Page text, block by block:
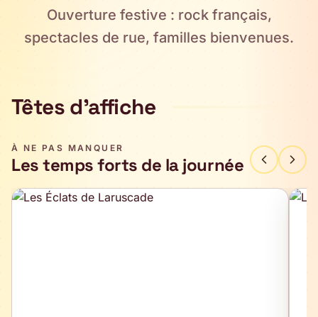
Ouverture festive : rock français,
spectacles de rue, familles bienvenues.
Têtes d'affiche
À NE PAS MANQUER
Les temps forts de la journée